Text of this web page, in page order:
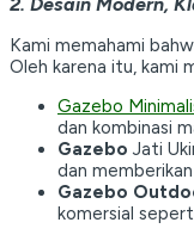
Kami memahami
Oleh karena itu, kami
Gazebo
dan kombinasi
Gazebo Jati
dan
Gazebo
komersial